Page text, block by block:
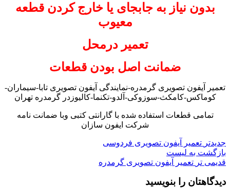
بدون نیاز به جابجای یا خارج کردن قطعه
معیوب
تعمیر درمحل
ضمانت اصل بودن قطعات
تعمیر آیفون تصویری گرمدره-نمایندگی آیفون تصویری تابا-سیماران-
کوماکس-کامکث-سوزوکی-آلدو-تکنما-کالیوزدر گرمدره تهران
تمامی قطعات استفاده شده با گارانتی کتبی وبا ضمانت نامه
شرکت ایفون سازان
جدیدتر تعمیر آیفون تصویری فردوسی
بازگشت به لیست
قدیمی تر تعمیر آیفون تصویری گرمدره
دیدگاهتان را بنویسید